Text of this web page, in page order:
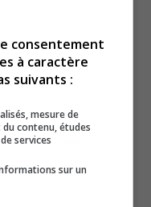
consentement
à caractère
suivants :
mesure de
contenu, études
services
sur un